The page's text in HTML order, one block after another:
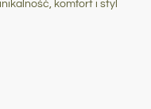
komfort i styl